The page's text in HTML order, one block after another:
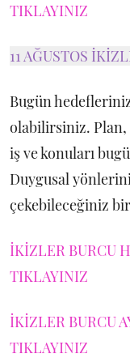
TIKLAYINIZ
11 AĞUSTOS
Bugün
olabilirsiniz.
iş ve konuları
Duygusal
çekebileceğiniz
İKİZLER BURCU
TIKLAYINIZ
İKİZLER BURCU
TIKLAYINIZ